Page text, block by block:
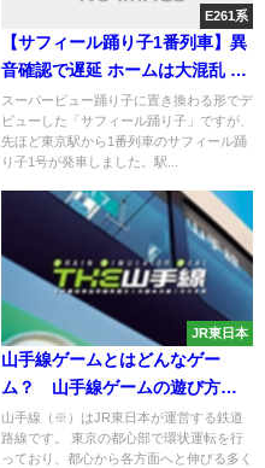
E261系
【サフィール踊り子1番列車】異
音確認で遅延 ホームは大混乱 車
内設備紹介
スーパービュー踊り子に置き換わる形でデ
ビューした「サフィール踊り子」ですが、
先ほど東京駅から1番列車のサフィール踊
り子1号が発車しました。駅...
JR東日本
山手線ゲームとはどんなゲー
ム？ 山手線ゲームの遊び方に
山手線のゲームも解説
山手線（※）はJR東日本が運営する鉄道
路線です。 東京の都心部で環状運転を行
っており、都心から各方面へと伸びる多く